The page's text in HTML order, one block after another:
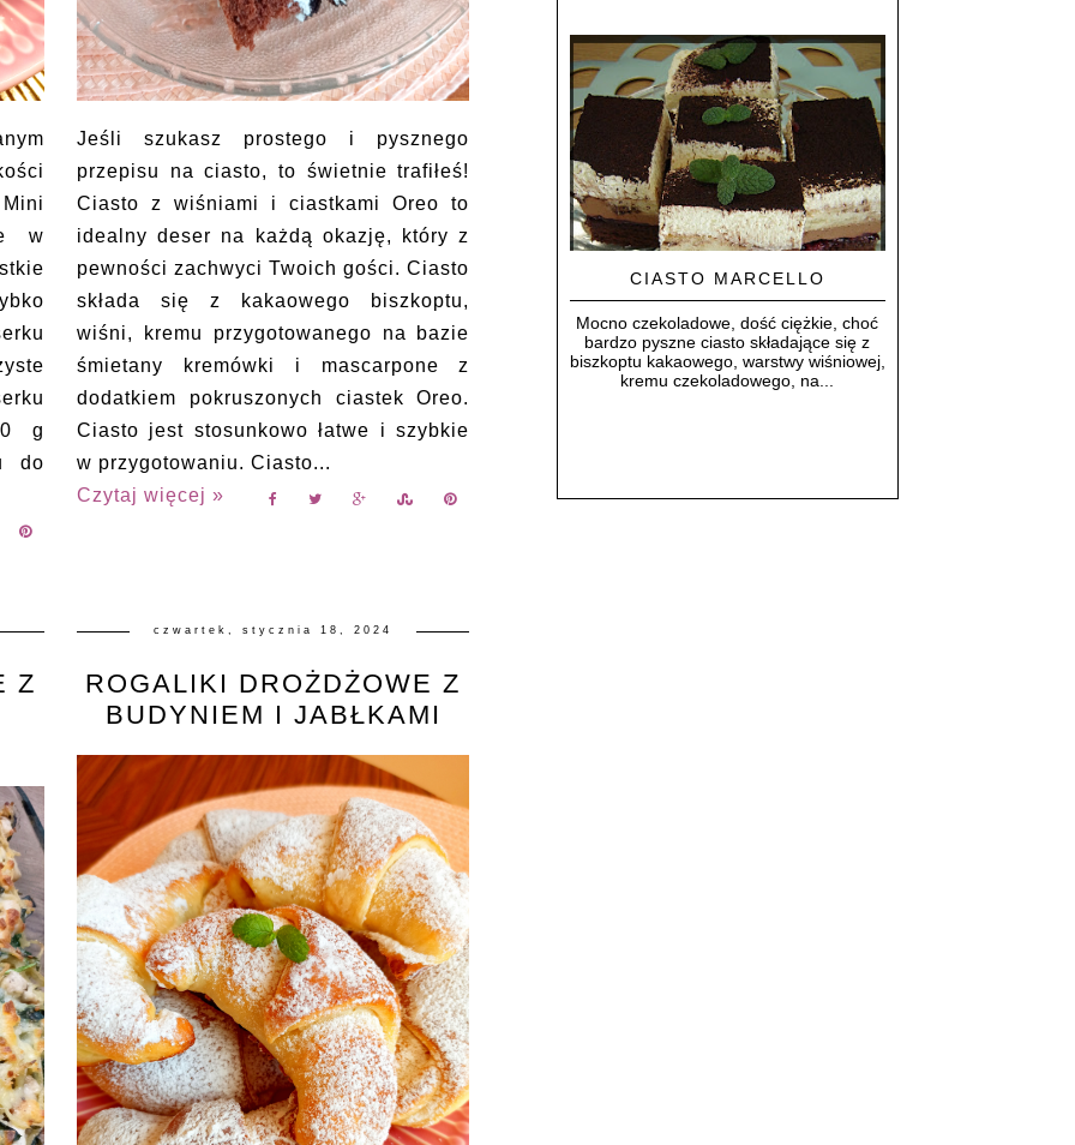
w
g
do
Jeśli szukasz prostego i pysznego
przepisu na ciasto, to świetnie trafiłeś!
Ciasto z wiśniami i ciastkami Oreo to
idealny deser na każdą okazję, który z
pewności zachwyci Twoich gości. Ciasto
składa się z kakaowego biszkoptu,
wiśni, kremu przygotowanego na bazie
śmietany kremówki i mascarpone z
dodatkiem pokruszonych ciastek Oreo.
Ciasto jest stosunkowo łatwe i szybkie
w przygotowaniu. Ciasto...
Czytaj więcej »
Z
czwartek, stycznia 18, 2024
ROGALIKI DROŻDŻOWE Z
BUDYNIEM I JABŁKAMI
CIASTO MARCELLO
Mocno czekoladowe, dość ciężkie, choć
bardzo pyszne ciasto składające się z
biszkoptu kakaowego, warstwy wiśniowej,
kremu czekoladowego, na...